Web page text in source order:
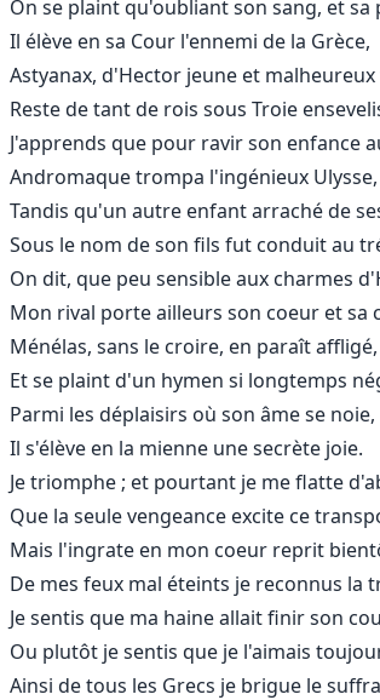
On se plaint qu'oubliant son sang, et sa
Il élève en sa Cour l'ennemi de la Grèce,
Astyanax, d'Hector jeune et malheureux
Reste de tant de rois sous Troie
J'apprends que pour ravir son enfance
Andromaque trompa l'ingénieux Ulysse,
Tandis qu'un autre enfant arraché de
Sous le nom de son fils fut conduit au
On dit, que peu sensible aux charmes
Mon rival porte ailleurs son coeur et sa
Ménélas, sans le croire, en paraît affligé,
Et se plaint d'un hymen si longtemps
Parmi les déplaisirs où son âme se noie,
Il s'élève en la mienne une secrète joie.
Je triomphe ; et pourtant je me flatte
Que la seule vengeance excite ce
Mais l'ingrate en mon coeur reprit
De mes feux mal éteints je reconnus la
Je sentis que ma haine allait finir son
Ou plutôt je sentis que je l'aimais
Ainsi de tous les Grecs je brigue le